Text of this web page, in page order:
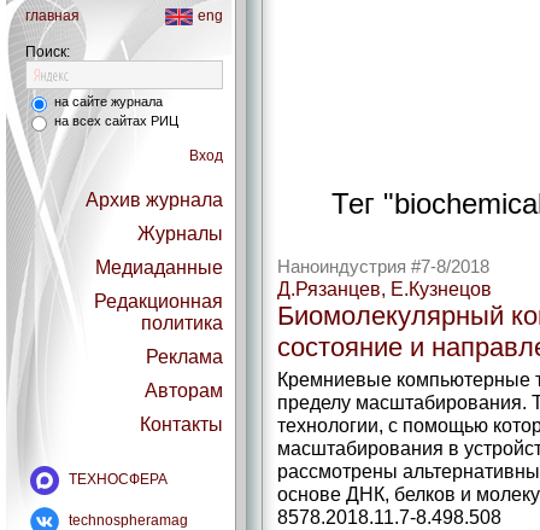
главная eng
Поиск:
на сайте журнала
на всех сайтах РИЦ
Вход
Архив журнала
Журналы
Медиаданные
Редакционная
политика
Реклама
Авторам
Контакты
ТЕХНОСФЕРА
technospheramag
Тег
Наноиндустрия #7-8/2018
Д.Рязанцев, Е.Кузнецов
Биомолекулярный
состояние и
Кремниевые компьютерные
пределу
технологии, с помощью
масштабирования в
рассмотрены
основе ДНК, белков и
8578.2018.11.7-8.498.508